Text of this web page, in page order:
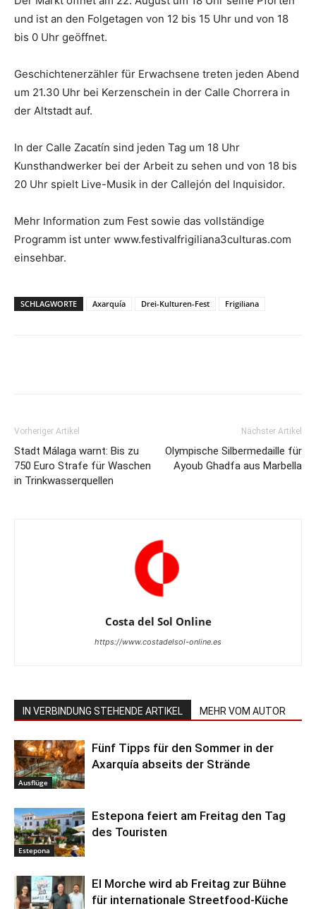
und ist an den Folgetagen von 12 bis 15 Uhr und von 18
bis 0 Uhr geöffnet.
Geschichtenerzähler für Erwachsene treten jeden Abend
um 21.30 Uhr bei Kerzenschein in der Calle Chorrera in
der Altstadt auf.
In der Calle Zacatín sind jeden Tag um 18 Uhr
Kunsthandwerker bei der Arbeit zu sehen und von 18 bis
20 Uhr spielt Live-Musik in der Callejón del Inquisidor.
Mehr Information zum Fest sowie das vollständige
Programm ist unter www.festivalfrigiliana3culturas.com
einsehbar.
SCHLAGWORTE Axarquía Drei-Kulturen-Fest Frigiliana
Vorheriger Artikel
Stadt Málaga warnt: Bis zu
750 Euro Strafe für Waschen
in Trinkwasserquellen
Nächster Artikel
Olympische Silbermedaille für
Ayoub Ghadfa aus Marbella
Costa del Sol Online
https://www.costadelsol-online.es
IN VERBINDUNG STEHENDE ARTIKEL MEHR VOM AUTOR
Ausflüge
Fünf Tipps für den Sommer in der
Axarquía abseits der Strände
Estepona
Estepona feiert am Freitag den Tag
des Touristen
El Morche wird ab Freitag zur Bühne
für internationale Streetfood-Küche